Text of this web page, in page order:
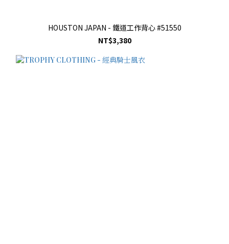
HOUSTON JAPAN - 鐵道工作背心 #51550
NT$3,380